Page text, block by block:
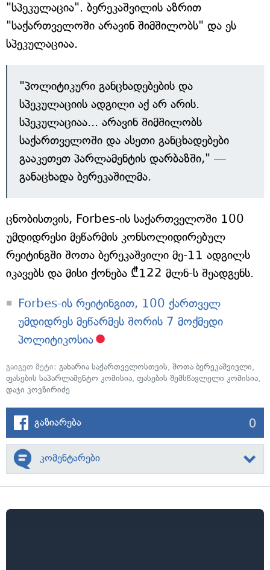
"სპეკულაცია". ბერეკაშვილის აზრით
"საქართველოში არავინ შიმშილობს" და ეს
სპეკულაციაა.
"პოლიტიკური განცხადებების და
სპეკულაციის ადგილი აქ არ არის.
სპეკულაციაა... არავინ შიმშილობს
საქართველოში და ასეთი განცხადებები
გააკეთეთ პარლამენტის დარბაზში," —
განაცხადა ბერეკაშილმა.
ცნობისთვის, Forbes-ის საქართველოში 100
უმდიდრესი მეწარმის კონსოლიდირებულ
რეიტინგში შოთა ბერეკაშვილი მე-11 ადგილს
იკავებს და მისი ქონება ₾122 მლნ-ს შეადგენს.
Forbes-ის რეიტინგით, 100 ქართველ
უმდიდრეს მეწარმეს შორის 7 მოქმედი
პოლიტიკოსია
გაიგეთ მეტი: გახარია საქართველოსთვის, შოთა ბერეკაშვივლი,
ფასების საპარლამენტო კომისია, ფასების შემსწავლელი კომისია,
დაჯი კოვზირიძე
გაზიარება 0
კომენტარები